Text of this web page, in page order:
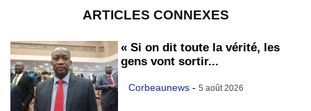
ARTICLES CONNEXES
« Si on dit toute la vérité, les
gens vont sortir...
Corbeaunews - 5 août 2026